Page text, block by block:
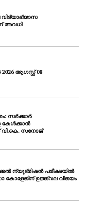
വിദ്യാഭ്യാസ
അവധി
ആഗസ്റ്റ് 08
സർക്കാർ
കേൾക്കാൻ
വി.കെ. സനോജ്
ന്യൂട്രിഷൻ പരീക്ഷയിൽ
ഉജ്ജ്വല വിജയം